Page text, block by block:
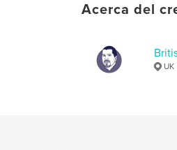
Acerca del
UK